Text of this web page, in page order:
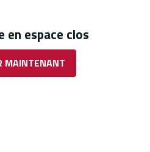
en espace clos
MAINTENANT